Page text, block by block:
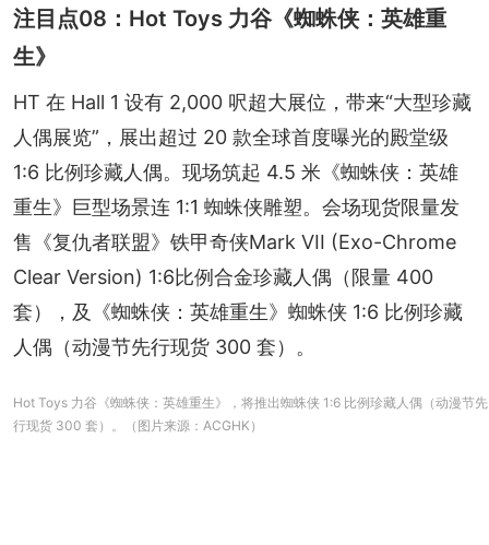
注目点08：Hot Toys 力谷《蜘蛛侠：英雄重
生》
HT 在 Hall 1 设有 2,000 呎超大展位，带来“大型珍藏
人偶展览”，展出超过 20 款全球首度曝光的殿堂级
1:6 比例珍藏人偶。现场筑起 4.5 米《蜘蛛侠：英雄
重生》巨型场景连 1:1 蜘蛛侠雕塑。会场现货限量发
售《复仇者联盟》铁甲奇侠Mark VII (Exo-Chrome
Clear Version) 1:6比例合金珍藏人偶（限量 400
套），及《蜘蛛侠：英雄重生》蜘蛛侠 1:6 比例珍藏
人偶（动漫节先行现货 300 套）。
Hot Toys 力谷《蜘蛛侠：英雄重生》，将推出蜘蛛侠 1:6 比例珍藏人偶（动漫节先
行现货 300 套）。（图片来源：ACGHK）